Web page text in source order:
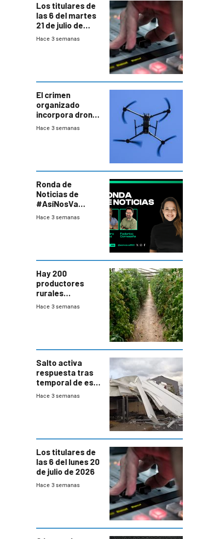
Los titulares de
las 6 del martes
21 de julio de
2026
Hace 3 semanas
El crimen
organizado
incorpora drones
y abre un nuevo
Hace 3 semanas
Ronda de
Noticias de
#AsíNosVa
(20/7/26)
Hace 3 semanas
Hay 200
productores
rurales
afectados tras
Hace 3 semanas
Salto activa
respuesta tras
temporal de este
sábado con
Hace 3 semanas
Los titulares de
las 6 del lunes 20
de julio de 2026
Hace 3 semanas